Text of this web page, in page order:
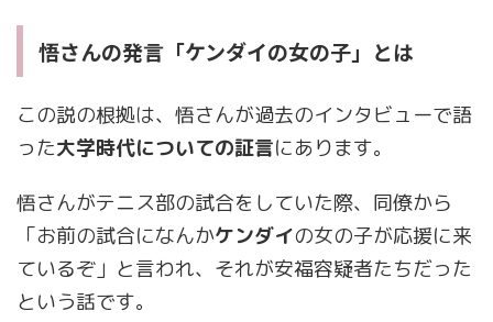
悟さんの発言「ケンダイの女の子」とは
この説の根拠は、悟さんが過去のインタビューで語
った大学時代についての証言にあります。
悟さんがテニス部の試合をしていた際、同僚から
「お前の試合になんかケンダイの女の子が応援に来
ているぞ」と言われ、それが安福容疑者たちだった
という話です。